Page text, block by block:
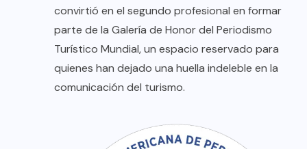
convirtió en el segundo profesional en formar
parte de la Galería de Honor del Periodismo
Turístico Mundial, un espacio reservado para
quienes han dejado una huella indeleble en la
comunicación del turismo.